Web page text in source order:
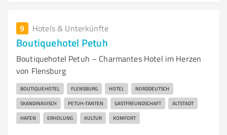
9 Hotels & Unterkünfte
Boutiquehotel Petuh
Boutiquehotel Petuh – Charmantes Hotel im Herzen
von Flensburg
BOUTIQUEHOTEL FLENSBURG HOTEL NORDDEUTSCH
SKANDINAVISCH PETUH-TANTEN GASTFREUNDSCHAFT ALTSTADT
HAFEN ERHOLUNG KULTUR KOMFORT